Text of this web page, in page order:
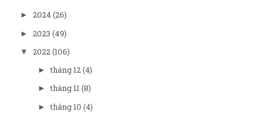
► 2024(26)
► 2023 (49)
▼ 2022(106)
►tháng 12(4)
►tháng 11(8)
►tháng 10 (4)